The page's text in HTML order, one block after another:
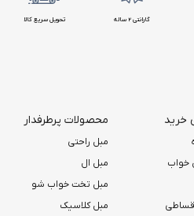
تحویل سریع کالا گارانتی 2 ساله
خرید محصولات پرطرفدار
مبل راحتی
مبل ال
مبل تخت خواب شو
مبل کلاسیک